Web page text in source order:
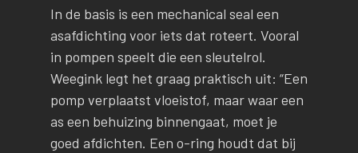
In de basis is een mechanical seal een
asafdichting voor iets dat roteert. Vooral
in pompen speelt die een sleutelrol.
Weegink legt het graag praktisch uit: “Een
pomp verplaatst vloeistof, maar waar een
as een behuizing binnengaat, moet je
goed afdichten. Een o-ring houdt dat bij